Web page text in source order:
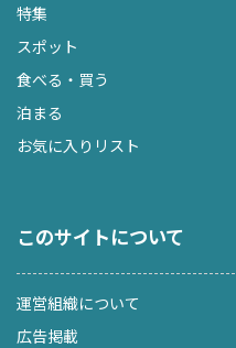
特集
スポット
食べる・買う
泊まる
お気に入りリスト
このサイトについて
運営組織について
広告掲載